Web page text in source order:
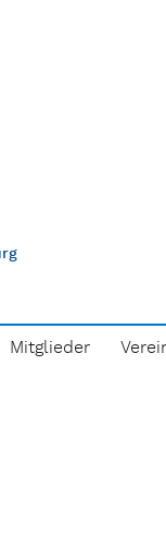
Mitglieder